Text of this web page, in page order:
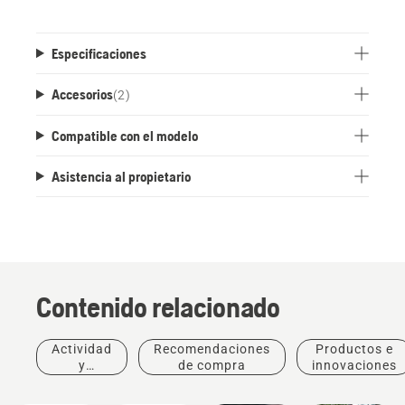
Especificaciones
Accesorios(2)
Compatible con el modelo
Asistencia al propietario
Contenido relacionado
Actividad
y
Recomendaciones
de compra
Productos e
innovaciones
Productos
e
Productos
e
innovaciones